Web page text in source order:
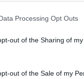
Processing Opt Outs
out of the Sharing of my
out of the Sale of my